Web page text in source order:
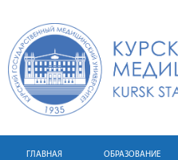
ГЛАВНАЯ ОБРАЗОВАНИЕ